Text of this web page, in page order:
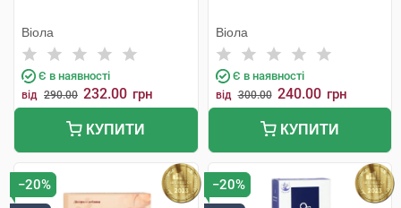
Віола
Є в наявності
від 290.00 232.00 грн
КУПИТИ
Віола
Є в наявності
від 300.00 240.00 грн
КУПИТИ
−20% −20%